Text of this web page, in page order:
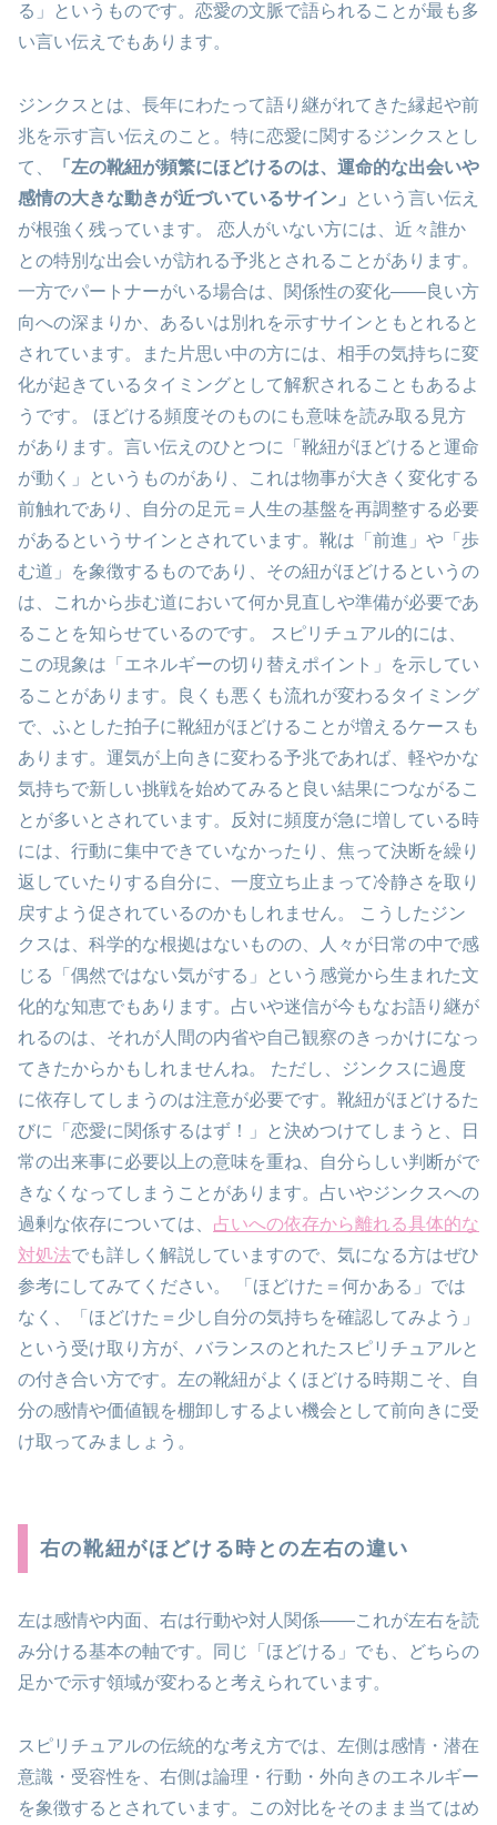
る」というものです。恋愛の文脈で語られることが最も多
い言い伝えでもあります。
ジンクスとは、長年にわたって語り継がれてきた縁起や前
兆を示す言い伝えのこと。特に恋愛に関するジンクスとし
て、
「左の靴紐が頻繁にほどけるのは、運命的な出会いや
感情の大きな動きが近づいているサイン」
という言い伝え
が根強く残っています。 恋人がいない方には、近々誰か
との特別な出会いが訪れる予兆とされることがあります。
一方でパートナーがいる場合は、関係性の変化——良い方
向への深まりか、あるいは別れを示すサインともとれると
されています。また片思い中の方には、相手の気持ちに変
化が起きているタイミングとして解釈されることもあるよ
うです。 ほどける頻度そのものにも意味を読み取る見方
があります。言い伝えのひとつに「靴紐がほどけると運命
が動く」というものがあり、これは物事が大きく変化する
前触れであり、自分の足元＝人生の基盤を再調整する必要
があるというサインとされています。靴は「前進」や「歩
む道」を象徴するものであり、その紐がほどけるというの
は、これから歩む道において何か見直しや準備が必要であ
ることを知らせているのです。 スピリチュアル的には、
この現象は「エネルギーの切り替えポイント」を示してい
ることがあります。良くも悪くも流れが変わるタイミング
で、ふとした拍子に靴紐がほどけることが増えるケースも
あります。運気が上向きに変わる予兆であれば、軽やかな
気持ちで新しい挑戦を始めてみると良い結果につながるこ
とが多いとされています。反対に頻度が急に増している時
には、行動に集中できていなかったり、焦って決断を繰り
返していたりする自分に、一度立ち止まって冷静さを取り
戻すよう促されているのかもしれません。 こうしたジン
クスは、科学的な根拠はないものの、人々が日常の中で感
じる「偶然ではない気がする」という感覚から生まれた文
化的な知恵でもあります。占いや迷信が今もなお語り継が
れるのは、それが人間の内省や自己観察のきっかけになっ
てきたからかもしれませんね。 ただし、ジンクスに過度
に依存してしまうのは注意が必要です。靴紐がほどけるた
びに「恋愛に関係するはず！」と決めつけてしまうと、日
常の出来事に必要以上の意味を重ね、自分らしい判断がで
きなくなってしまうことがあります。占いやジンクスへの
過剰な依存については、 占いへの依存から離れる具体的な
対処法でも詳しく解説していますので、気になる方はぜひ
参考にしてみてください。 「ほどけた＝何かある」では
なく、「ほどけた＝少し自分の気持ちを確認してみよう」
という受け取り方が、バランスのとれたスピリチュアルと
の付き合い方です。左の靴紐がよくほどける時期こそ、自
分の感情や価値観を棚卸しするよい機会として前向きに受
け取ってみましょう。
右の靴紐がほどける時との左右の違い
左は感情や内面、右は行動や対人関係——これが左右を読
み分ける基本の軸です。同じ「ほどける」でも、どちらの
足かで示す領域が変わると考えられています。
スピリチュアルの伝統的な考え方では、左側は感情・潜在
意識・受容性を、右側は論理・行動・外向きのエネルギー
を象徴するとされています。この対比をそのまま当てはめ